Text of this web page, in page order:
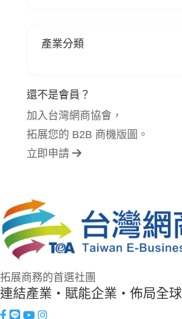
產業分類
還不是會員？
加入台灣網商協會，
拓展您的 B2B 商機版圖。
立即申請
拓展商務的首選社團
連結產業・賦能企業・佈局全球